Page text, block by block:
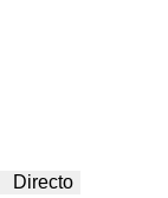
Directo